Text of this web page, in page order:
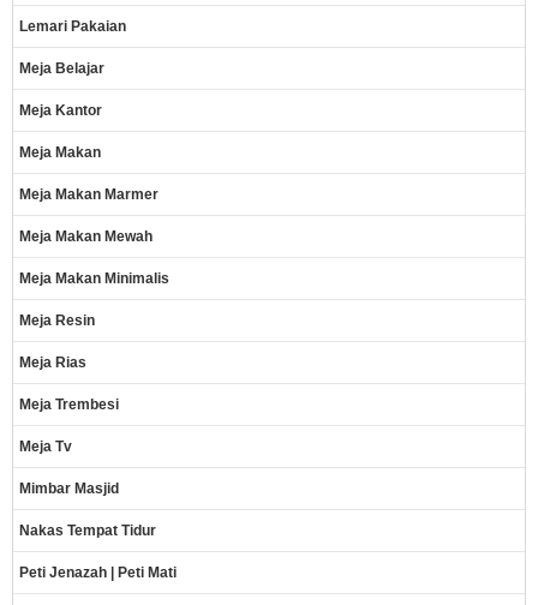
Lemari Pakaian
Meja Belajar
Meja Kantor
Meja Makan
Meja Makan Marmer
Meja Makan Mewah
Meja Makan Minimalis
Meja Resin
Meja Rias
Meja Trembesi
Meja Tv
Mimbar Masjid
Nakas Tempat Tidur
Peti Jenazah | Peti Mati